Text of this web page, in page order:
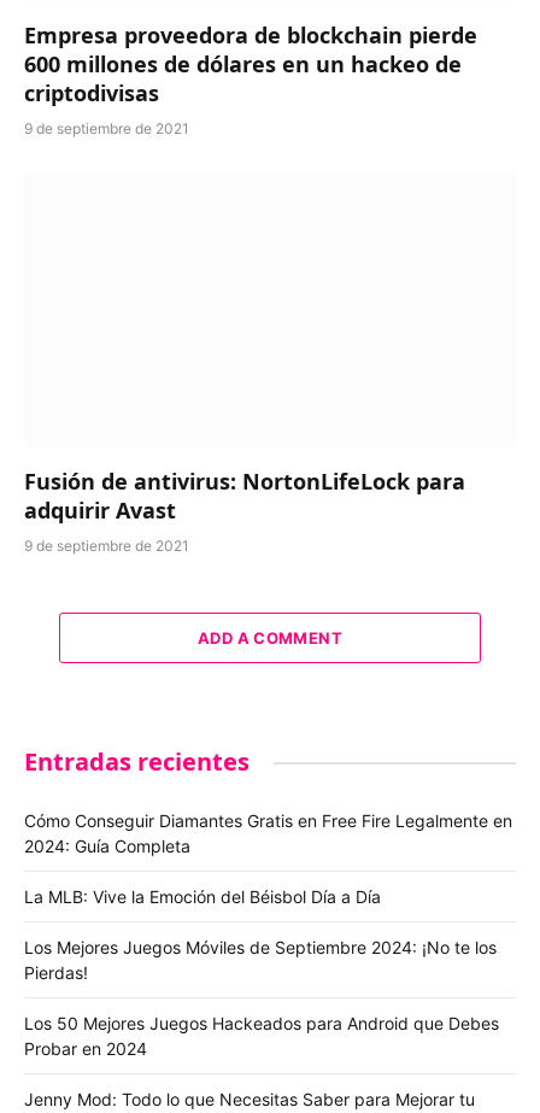
Empresa proveedora de blockchain pierde
600 millones de dólares en un hackeo de
criptodivisas
9 de septiembre de 2021
Fusión de antivirus: NortonLifeLock para
adquirir Avast
9 de septiembre de 2021
ADD A COMMENT
Entradas recientes
Cómo Conseguir Diamantes Gratis en Free Fire Legalmente en
2024: Guía Completa
La MLB: Vive la Emoción del Béisbol Día a Día
Los Mejores Juegos Móviles de Septiembre 2024: ¡No te los
Pierdas!
Los 50 Mejores Juegos Hackeados para Android que Debes
Probar en 2024
Jenny Mod: Todo lo que Necesitas Saber para Mejorar tu